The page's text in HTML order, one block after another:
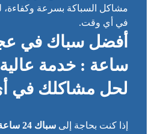
مشاكل السباكة بسرعة وكفاءة،
في أي وقت.
ساعة : خدمة
لحل مشاكلك في
إذا كنت بحاجة إلىسباك 24 ساعة